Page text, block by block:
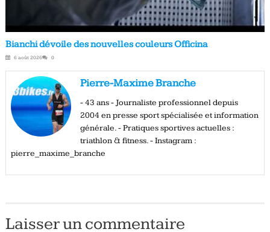
Bianchi dévoile des nouvelles couleurs Officina
6 août 2026 0
Pierre-Maxime Branche
- 43 ans - Journaliste professionnel depuis
2004 en presse sport spécialisée et information
générale. - Pratiques sportives actuelles :
triathlon & fitness. - Instagram :
pierre_maxime_branche
Laisser un commentaire